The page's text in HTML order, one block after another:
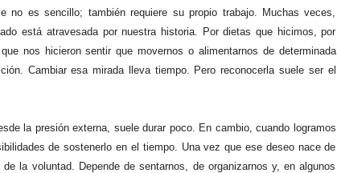
no es sencillo; también requiere su propio trabajo. Muchas veces,
está atravesada por nuestra historia. Por dietas que hicimos, por
nos hicieron sentir que movernos o alimentarnos de determinada
Cambiar esa mirada lleva tiempo. Pero reconocerla suele ser el
la presión externa, suele durar poco. En cambio, cuando logramos
de sostenerlo en el tiempo. Una vez que ese deseo nace de
la voluntad. Depende de sentarnos, de organizarnos y, en algunos